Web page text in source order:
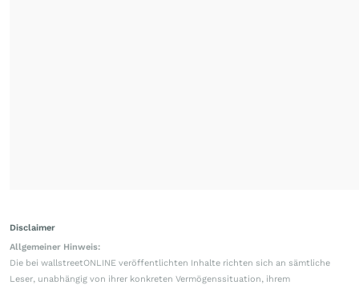
Disclaimer
Allgemeiner Hinweis:
Die bei wallstreetONLINE veröffentlichten Inhalte richten sich an sämtliche
Leser, unabhängig von ihrer konkreten Vermögenssituation, ihrem